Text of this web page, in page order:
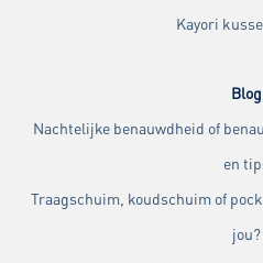
Kayori
Blog
Nachtelijke benauwdheid of
en
Traagschuim, koudschuim of
jou?